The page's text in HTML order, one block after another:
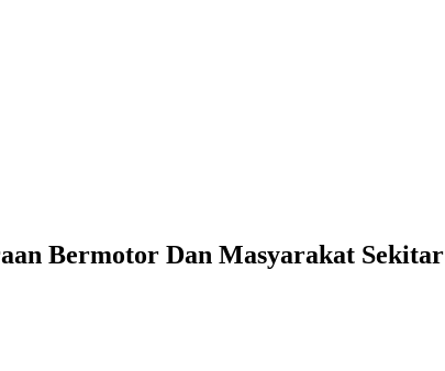
Bermotor Dan Masyarakat Sekitar